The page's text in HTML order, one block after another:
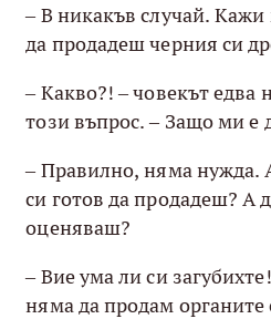
– В никакъв случай.
да продадеш черния си
– Какво?! – човекът едва
този въпрос. – Защо ми е
– Правилно, няма нужда.
си готов да продадеш? А
оценяваш?
– Вие ума ли си
няма да продам органите